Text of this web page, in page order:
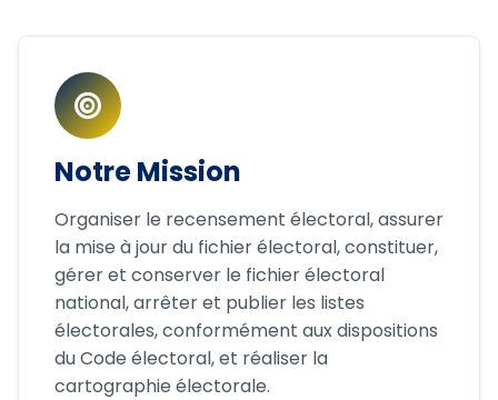
Notre Mission
Organiser le recensement électoral, assurer
la mise à jour du fichier électoral, constituer,
gérer et conserver le fichier électoral
national, arrêter et publier les listes
électorales, conformément aux dispositions
du Code électoral, et réaliser la
cartographie électorale.